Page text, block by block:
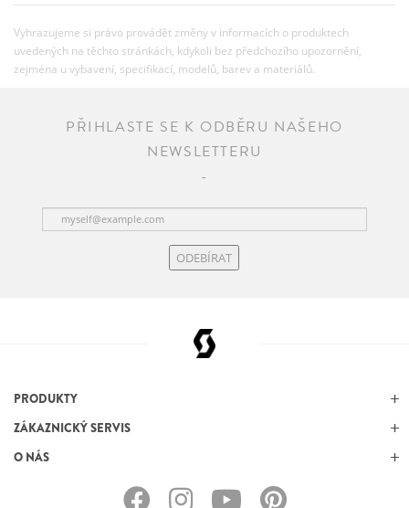
Vyhrazujeme si právo provádět změny v informacích o produktech
uvedených na těchto stránkách, kdykoli bez předchozího upozornění,
zejména u vybavení, specifikací, modelů, barev a materiálů.
PŘIHLASTE SE K ODBĚRU NAŠEHO
NEWSLETTERU
ODEBÍRAT
PRODUKTY
ZÁKAZNICKÝ SERVIS
O NÁS